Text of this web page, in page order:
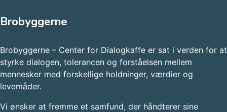
Brobyggerne
Brobyggerne – Center for Dialogkaffe er sat i verden for at
styrke dialogen, tolerancen og forståelsen mellem
mennesker med forskellige holdninger, værdier og
levemåder.
Vi ønsker at fremme et samfund, der håndterer sine